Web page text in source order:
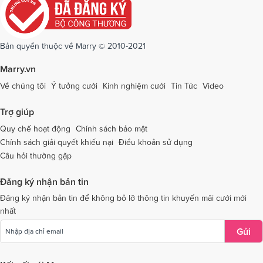
Dịch vụ cưới tại Quảng Ninh
Dịch vụ cưới tại Sóc Trăng Dịch vụ cưới tại Sơn La
Dịch vụ cưới tại Thái Bình Dịch vụ cưới tại Thanh Hóa
Dịch vụ cưới tại Thừa Thiên - Huế
Dịch vụ cưới tại An Giang Dịch vụ cưới tại Trà Vinh
Dịch vụ cưới tại Tuyên Quang Dịch vụ cưới tại Vĩnh Long
Dịch vụ cưới tại Bà Rịa - Vũng TàuDịch vụ cưới tại Bắc Giang
Dịch vụ cưới tại Bắc Kạn
Bản quyền thuộc về Marry © 2010-2021
Marry.vn
Về chúng tôi Ý tưởng cưới Kinh nghiệm cưới Tin Tức Video
Trợ giúp
Quy chế hoạt động
Chính sách bảo mật
Chính sách giải quyết khiếu nại Điều khoản sử dụng
Câu hỏi thường gặp
Đăng ký nhận bản tin
Đăng ký nhận bản tin để không bỏ lỡ thông tin khuyến mãi cưới mới
nhất
Gửi